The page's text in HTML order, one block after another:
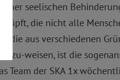
seelischen
die nicht alle
die aus verschiedenen
weisen, ist die
Team der SKA 1x